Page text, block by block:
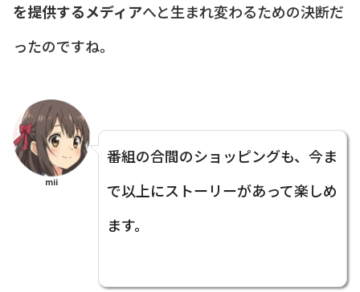
を提供するメディアへと生まれ変わるための決断だ
ったのですね。
mii
番組の合間のショッピングも、今ま
で以上にストーリーがあって楽しめ
ます。